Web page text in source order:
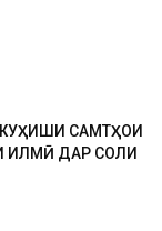
САМТҲОИ
ИЛМӢ ДАР СОЛИ